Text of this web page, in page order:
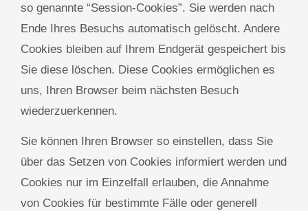
so genannte “Session-Cookies”. Sie werden nach
Ende Ihres Besuchs automatisch gelöscht. Andere
Cookies bleiben auf Ihrem Endgerät gespeichert bis
Sie diese löschen. Diese Cookies ermöglichen es
uns, Ihren Browser beim nächsten Besuch
wiederzuerkennen.
Sie können Ihren Browser so einstellen, dass Sie
über das Setzen von Cookies informiert werden und
Cookies nur im Einzelfall erlauben, die Annahme
von Cookies für bestimmte Fälle oder generell